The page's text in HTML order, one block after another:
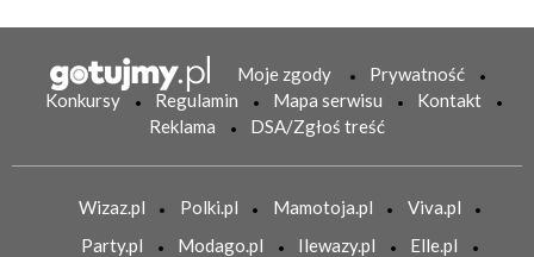
Moje zgody
Prywatność
Konkursy
Regulamin Mapa serwisu
Kontakt
Reklama
DSA/Zgłoś treść
Wizaz.pl Polki.pl Mamotoja.pl
Viva.pl
Party.pl
Modago.pl Ilewazy.pl
Elle.pl